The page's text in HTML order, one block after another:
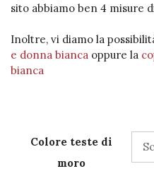
sito abbiamo ben 4 misure
Inoltre, vi diamo la
e donna bianca oppure la
bianca
Colore teste di
moro